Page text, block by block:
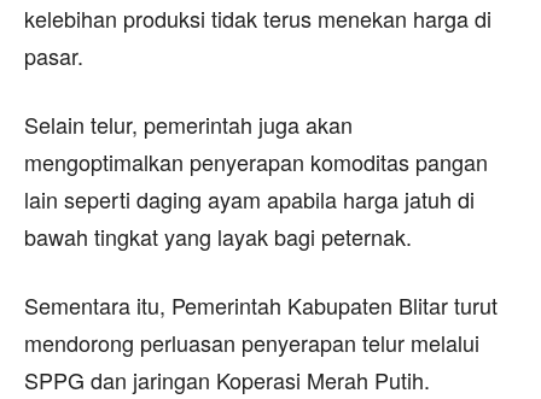
kelebihan produksi tidak terus menekan harga di
pasar.
Selain telur, pemerintah juga akan
mengoptimalkan penyerapan komoditas pangan
lain seperti daging ayam apabila harga jatuh di
bawah tingkat yang layak bagi peternak.
Sementara itu, Pemerintah Kabupaten Blitar turut
mendorong perluasan penyerapan telur melalui
SPPG dan jaringan Koperasi Merah Putih.